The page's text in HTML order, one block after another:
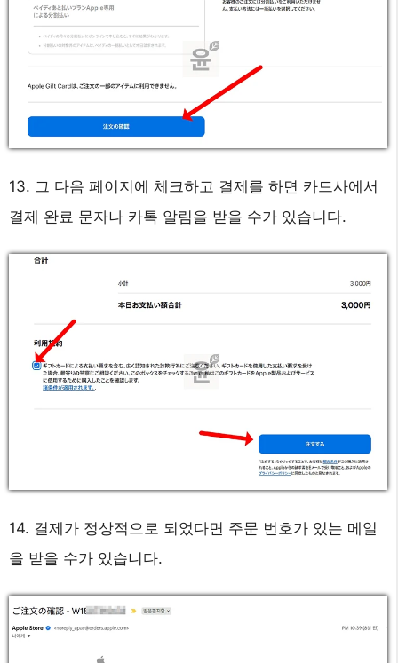
13. 그 다음 페이지에 체크하고 결제를 하면 카드사에서
결제 완료 문자나 카톡 알림을 받을 수가 있습니다.
14. 결제가 정상적으로 되었다면 주문 번호가 있는 메일
을 받을 수가 있습니다.